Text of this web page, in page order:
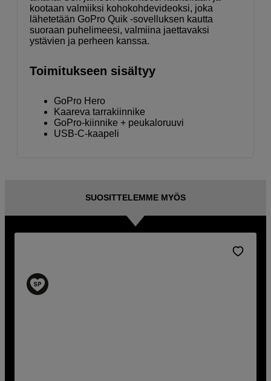
kootaan valmiiksi kohokohdevideoksi, joka
lähetetään GoPro Quik -sovelluksen kautta
suoraan puhelimeesi, valmiina jaettavaksi
ystävien ja perheen kanssa.
Toimitukseen sisältyy
GoPro Hero
Kaareva tarrakiinnike
GoPro-kiinnike + peukaloruuvi
USB-C-kaapeli
SUOSITTELEMME MYÖS